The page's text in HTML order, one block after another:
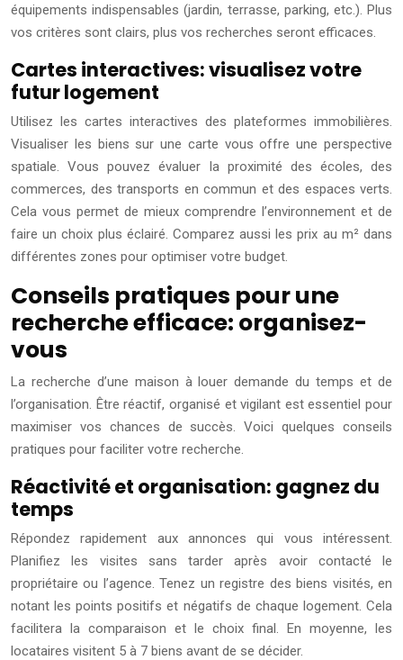
équipements indispensables (jardin, terrasse, parking, etc.). Plus
vos critères sont clairs, plus vos recherches seront efficaces.
Cartes interactives: visualisez votre
futur logement
Utilisez les cartes interactives des plateformes immobilières.
Visualiser les biens sur une carte vous offre une perspective
spatiale. Vous pouvez évaluer la proximité des écoles, des
commerces, des transports en commun et des espaces verts.
Cela vous permet de mieux comprendre l’environnement et de
faire un choix plus éclairé. Comparez aussi les prix au m² dans
différentes zones pour optimiser votre budget.
Conseils pratiques pour une
recherche efficace: organisez-
vous
La recherche d’une maison à louer demande du temps et de
l’organisation. Être réactif, organisé et vigilant est essentiel pour
maximiser vos chances de succès. Voici quelques conseils
pratiques pour faciliter votre recherche.
Réactivité et organisation: gagnez du
temps
Répondez rapidement aux annonces qui vous intéressent.
Planifiez les visites sans tarder après avoir contacté le
propriétaire ou l’agence. Tenez un registre des biens visités, en
notant les points positifs et négatifs de chaque logement. Cela
facilitera la comparaison et le choix final. En moyenne, les
locataires visitent 5 à 7 biens avant de se décider.